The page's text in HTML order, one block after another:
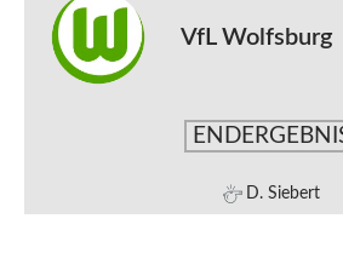
VfL Wolfsburg
D. Siebert